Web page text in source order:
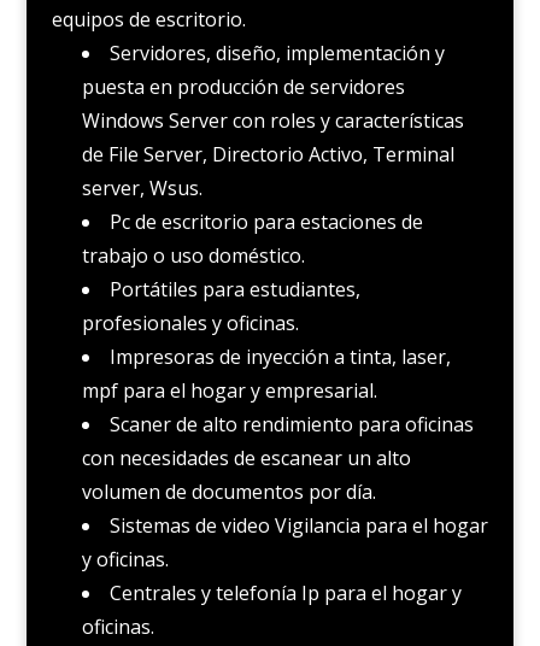
equipos de escritorio.
Servidores, diseño, implementación y
puesta en producción de servidores
Windows Server con roles y características
de File Server, Directorio Activo, Terminal
server, Wsus.
Pc de escritorio para estaciones de
trabajo o uso doméstico.
Portátiles para estudiantes,
profesionales y oficinas.
Impresoras de inyección a tinta, laser,
mpf para el hogar y empresarial.
Scaner de alto rendimiento para oficinas
con necesidades de escanear un alto
volumen de documentos por día.
Sistemas de video Vigilancia para el hogar
y oficinas.
Centrales y telefonía Ip para el hogar y
oficinas.